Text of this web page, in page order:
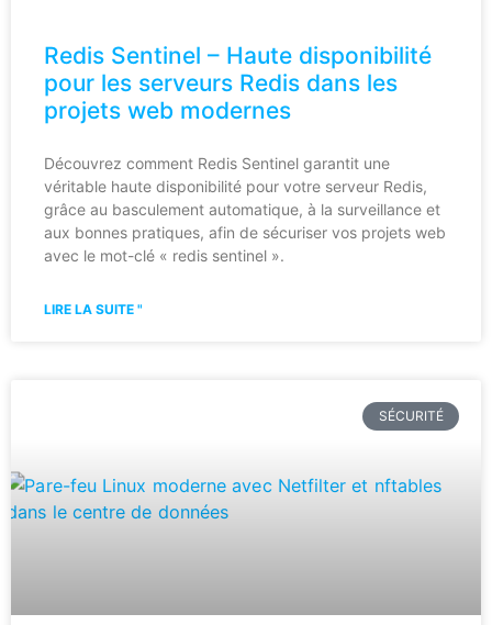
Redis Sentinel – Haute disponibilité
pour les serveurs Redis dans les
projets web modernes
Découvrez comment Redis Sentinel garantit une
véritable haute disponibilité pour votre serveur Redis,
grâce au basculement automatique, à la surveillance et
aux bonnes pratiques, afin de sécuriser vos projets web
avec le mot-clé « redis sentinel ».
LIRE LA SUITE "
SÉCURITÉ